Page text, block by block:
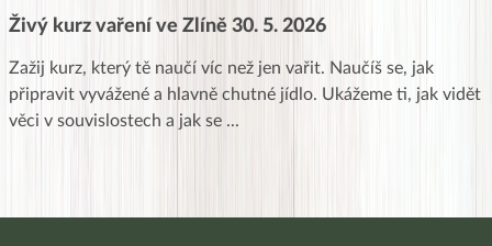
Živý kurz vaření ve Zlíně 30. 5. 2026
Zažij kurz, který tě naučí víc než jen vařit. Naučíš se, jak
připravit vyvážené a hlavně chutné jídlo. Ukážeme ti, jak vidět
věci v souvislostech a jak se ...